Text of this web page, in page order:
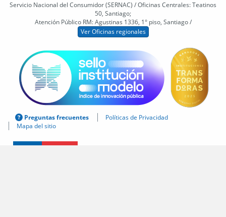
Servicio Nacional del Consumidor (SERNAC) / Oficinas Centrales: Teatinos
50, Santiago;
Atención Público RM: Agustinas 1336, 1° piso, Santiago /
Ver Oficinas regionales
Preguntas frecuentes
Políticas de Privacidad
Mapa del sitio